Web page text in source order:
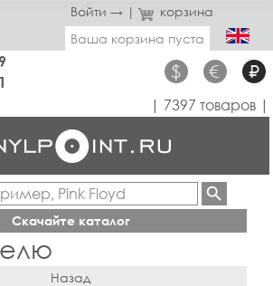
Войти → |
корзина
Ваша корзина пуста
$ € ₽
| 7397 товаров |
Скачайте каталог
Назад